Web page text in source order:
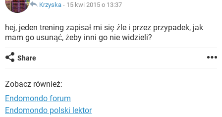
WINDOWS 10
INSTAGRAM
WINDOWS 10
GRY WHATSAPP
INSTAGRAM FACEBOOK
WINDOWS 10
COVID-19
GRY WHATSAPP
INSTAGRAM
WINDOWS 10
Krzyska - 15 kwi 2015 o 13:37
hej, jeden trening zapisał mi się źle i przez przypadek, jak
mam go usunąć, żeby inni go nie widzieli?
Share
Zobacz również:
Endomondo forum
Endomondo polski lektor